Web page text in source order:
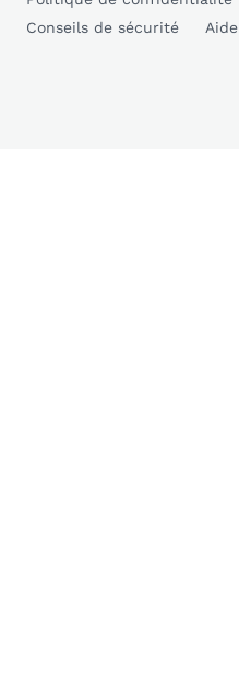
Conseils de sécurité
Aide